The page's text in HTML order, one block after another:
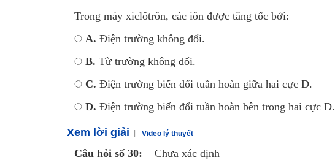
Trong máy xiclôtrôn, các iôn được tăng tốc bởi:
A. Điện trường không đổi.
B. Từ trường không đổi.
C. Điện trường biến đổi tuần hoàn giữa hai cực D.
D. Điện trường biến đổi tuần hoàn bên trong hai cực D.
Xem lời giải Video lý thuyết
Câu hỏi số 30:
Chưa xác định